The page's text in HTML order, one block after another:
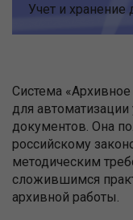
Учет и хранение
Система
для
документов. Она
российскому
методическим
сложившимся
архивной работы.